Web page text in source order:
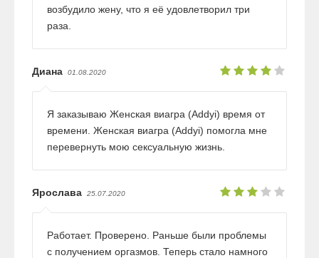
возбудило жену, что я её удовлетворил три
раза.
Диана 01.08.2020
Я заказываю Женская виагра (Addyi) время от
времени. Женская виагра (Addyi) помогла мне
перевернуть мою сексуальную жизнь.
Ярослава 25.07.2020
Работает. Проверено. Раньше были проблемы
с получением оргазмов. Теперь стало намного